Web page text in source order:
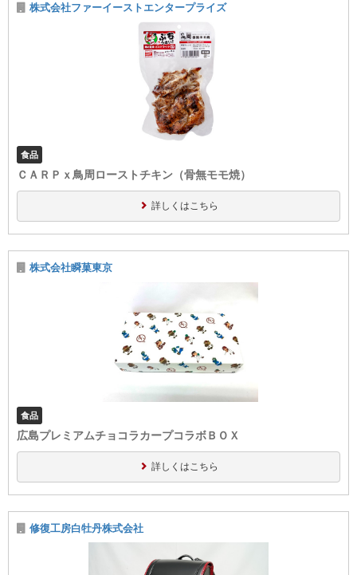
株式会社ファーイーストエンタープライズ
食品
ＣＡＲＰｘ鳥周ローストチキン（骨無モモ焼）
詳しくはこちら
株式会社瞬菓東京
食品
広島プレミアムチョコラカープコラボＢＯＸ
詳しくはこちら
修復工房白牡丹株式会社